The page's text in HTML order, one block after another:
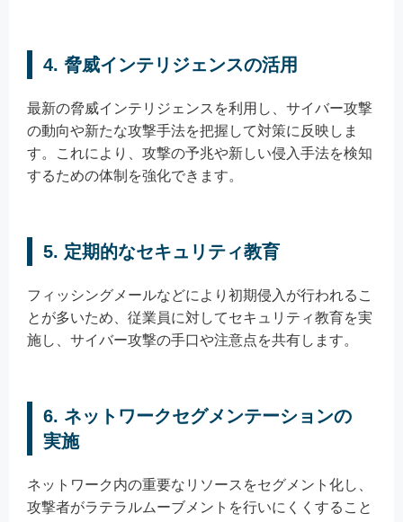
4. 脅威インテリジェンスの活用
最新の脅威インテリジェンスを利用し、サイバー攻撃
の動向や新たな攻撃手法を把握して対策に反映しま
す。これにより、攻撃の予兆や新しい侵入手法を検知
するための体制を強化できます。
5. 定期的なセキュリティ教育
フィッシングメールなどにより初期侵入が行われるこ
とが多いため、従業員に対してセキュリティ教育を実
施し、サイバー攻撃の手口や注意点を共有します。
6. ネットワークセグメンテーションの
実施
ネットワーク内の重要なリソースをセグメント化し、
攻撃者がラテラルムーブメントを行いにくくすること